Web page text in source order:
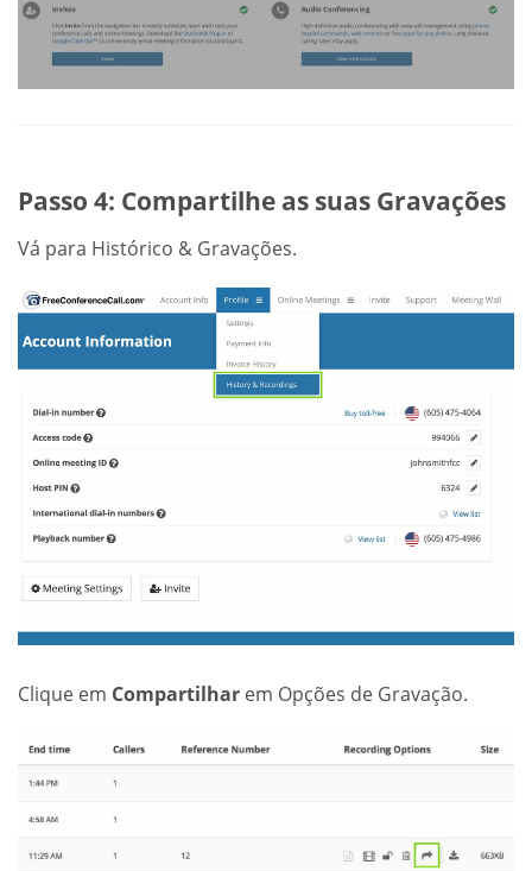
Passo 4: Compartilhe as suas Gravações
Vá para Histórico & Gravações.
Clique em Compartilhar em Opções de Gravação.